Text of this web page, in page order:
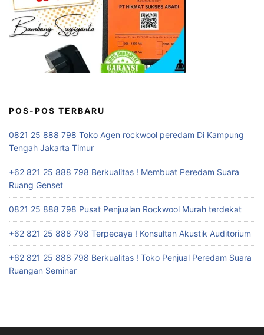
POS-POS TERBARU
0821 25 888 798 Toko Agen rockwool peredam Di Kampung
Tengah Jakarta Timur
+62 821 25 888 798 Berkualitas ! Membuat Peredam Suara
Ruang Genset
0821 25 888 798 Pusat Penjualan Rockwool Murah terdekat
+62 821 25 888 798 Terpecaya ! Konsultan Akustik Auditorium
+62 821 25 888 798 Berkualitas ! Toko Penjual Peredam Suara
Ruangan Seminar